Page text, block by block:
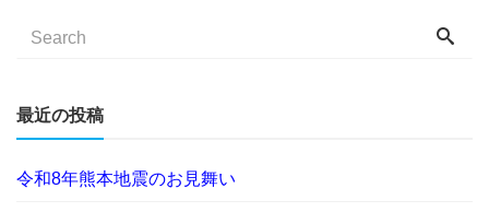
最近の投稿
令和8年熊本地震のお見舞い